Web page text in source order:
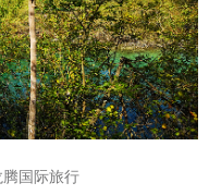
国际旅行